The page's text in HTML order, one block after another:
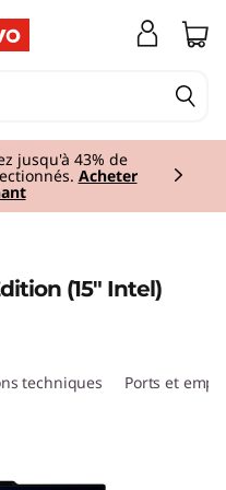
jusqu'à 43% de
Acheter
2
(15" Intel)
techniques Ports et